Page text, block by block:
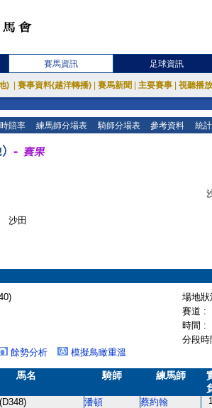
賽馬資訊 足球資訊
) 賽事資料(越洋轉播) 賽馬新聞 主要賽事 視聽播
賠率 練馬師分場表 騎師分場表 參考資料 統
沙田
場地
賽道 :
時間 :
分段
餘勢分析 模擬鳥瞰重溫
馬名 騎師 練馬師
(D348) 潘頓 蔡約翰